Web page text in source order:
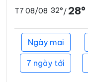
T7 08/08 32°/ 28°
Ngày mai
7 ngày tới